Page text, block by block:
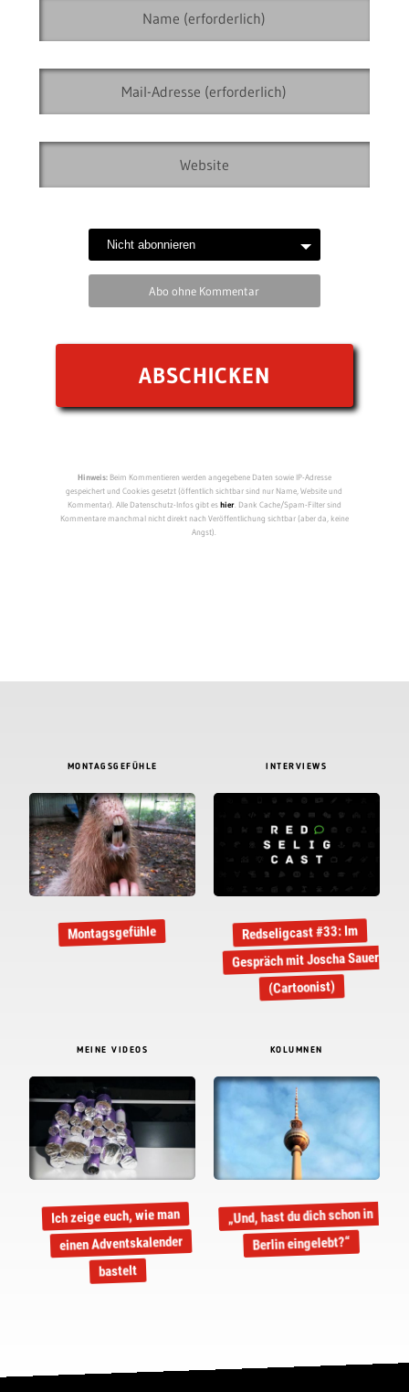
Abo ohne Kommentar
Hinweis:Beim Kommentieren werden angegebene Daten sowie IP-Adresse
gespeichert und Cookies gesetzt (öffentlich sichtbar sind nur Name, Website und
Kommentar). Alle Datenschutz-Infos gibt eshier. Dank Cache/Spam-Filter sind
Kommentare manchmal nicht direkt nach Veröffentlichung sichtbar (aber da, keine
Angst).
MONTAGSGEFÜHLE
Montagsgefühle
INTERVIEWS
Redseligcast #33: Im
Gespräch mit Joscha Sauer
(Cartoonist)
MEINE VIDEOS
Ich zeige euch, wie man
einen Adventskalender
bastelt
KOLUMNEN
„Und, hast du dich schon in
Berlin eingelebt?“